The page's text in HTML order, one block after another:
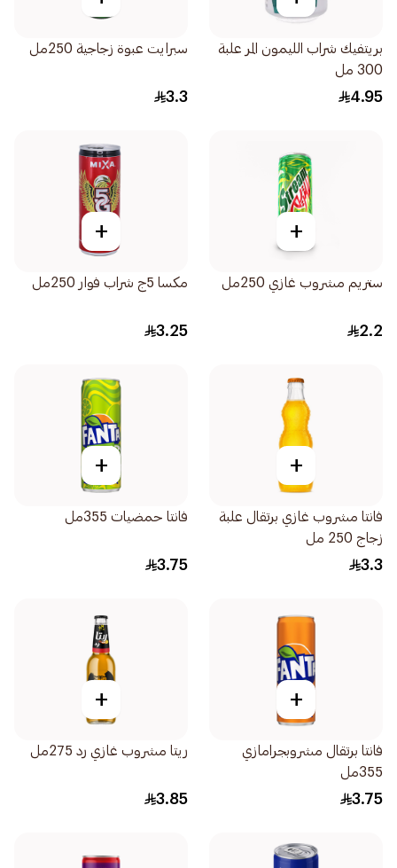
بريتفيك شراب الليمون المر علبة
300 مل
4.95
سبرايت عبوة زجاجية 250مل
3.3
+
ستريم مشروب غازي 250مل
2.2
+
مكسا 5ج شراب فوار 250مل
3.25
+
فانتا مشروب غازي برتقال علبة
زجاج 250 مل
3.3
+
فانتا حمضيات 355مل
3.75
+
فانتا برتقال مشروبجرامازي
355مل
3.75
+
ريتا مشروب غازي رد 275مل
3.85